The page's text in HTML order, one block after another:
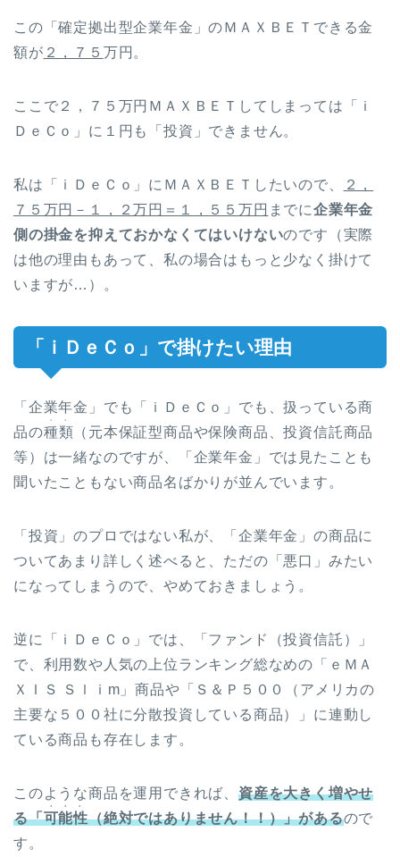
この「確定拠出型企業年金」のＭＡＸＢＥＴできる金
額が ２，７５ 万円。
ここで２，７５万円ＭＡＸＢＥＴしてしまっては「ｉ
ＤｅＣｏ」に１円も「投資」できません。
私は「ｉＤｅＣｏ」にＭＡＸＢＥＴしたいので、
２，
７５万円－１，２万円＝１，５５万円 までに企業年金
側の掛金を抑えておかなくてはいけないのです（実際
は他の理由もあって、私の場合はもっと少なく掛けて
いますが…）。
「ｉＤｅＣｏ」で掛けたい理由
「企業年金」でも「ｉＤｅＣｏ」でも、扱っている商
品の種類
・・
（元本保証型商品や保険商品、投資信託商品
等）は一緒なのですが、「企業年金」では見たことも
聞いたこともない商品名ばかりが並んでいます。
「投資」のプロではない私が、「企業年金」の商品に
ついてあまり詳しく述べると、ただの「悪口」みたい
になってしまうので、やめておきましょう。
逆に「ｉＤｅＣｏ」では、「ファンド（投資信託）」
で、利用数や人気の上位ランキング総なめの「ｅＭＡ
ＸＩＳ Ｓｌｉm」商品や「Ｓ＆Ｐ５００（アメリカの
主要な５００社に分散投資している商品）」に連動し
ている商品も存在します。
このような商品を運用できれば、 資産を大きく増やせ
る「可能性
・・・
（絶対ではありません！！）」があるので
す。